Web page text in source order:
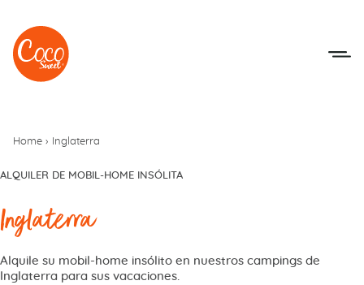
Ir al menú
Ir a los contenidos
Home › Inglaterra
ALQUILER DE MOBIL-HOME INSÓLITA
Inglaterra
Alquile su mobil-home insólito en nuestros campings de
Inglaterra para sus vacaciones.